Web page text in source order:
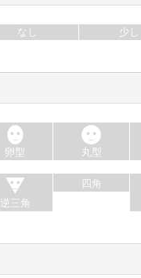
なし 少し
卵型 丸型
逆三角
四角